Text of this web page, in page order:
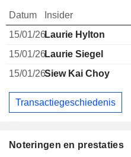
Noteringen en prestaties
Datum Insider
15/01/26Laurie Hylton
15/01/26Laurie Siegel
15/01/26Siew Kai Choy
Transactiegeschiedenis